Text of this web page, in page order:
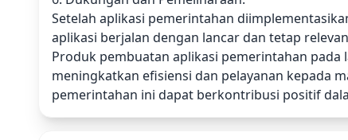
Setelah aplikasi pemerintahan
aplikasi berjalan dengan lancar dan tetap
Produk pembuatan aplikasi pemerintahan
meningkatkan efisiensi dan pelayanan kepada
pemerintahan ini dapat berkontribusi positif